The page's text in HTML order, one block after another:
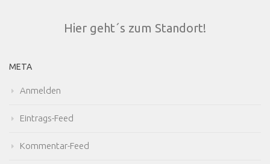
Hier geht´s zum Standort!
META
Anmelden
Eintrags-Feed
Kommentar-Feed